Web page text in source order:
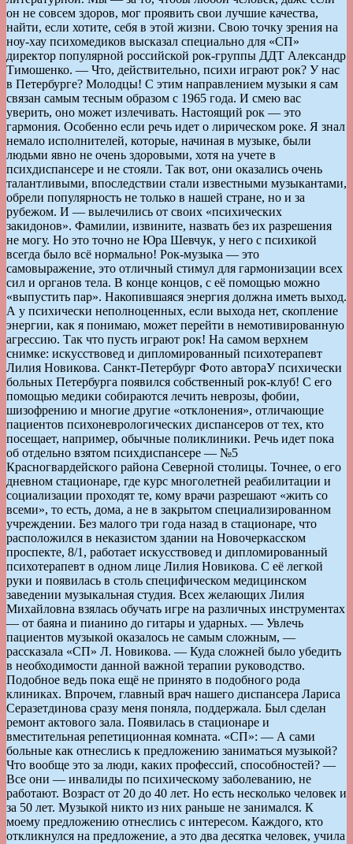
он не совсем здоров, мог проявить свои лучшие качества,
найти, если хотите, себя в этой жизни. Свою точку зрения на
ноу-хау психомедиков высказал специально для «СП»
директор популярной российской рок-группы ДДТ Александр
Тимошенко. — Что, действительно, психи играют рок? У нас
в Петербурге? Молодцы! С этим направлением музыки я сам
связан самым тесным образом с 1965 года. И смею вас
уверить, оно может излечивать. Настоящий рок — это
гармония. Особенно если речь идет о лирическом роке. Я знал
немало исполнителей, которые, начиная в музыке, были
людьми явно не очень здоровыми, хотя на учете в
психдиспансере и не стояли. Так вот, они оказались очень
талантливыми, впоследствии стали известными музыкантами,
обрели популярность не только в нашей стране, но и за
рубежом. И — вылечились от своих «психических
закидонов». Фамилии, извините, назвать без их разрешения
не могу. Но это точно не Юра Шевчук, у него с психикой
всегда было всё нормально! Рок-музыка — это
самовыражение, это отличный стимул для гармонизации всех
сил и органов тела. В конце концов, с её помощью можно
«выпустить пар». Накопившаяся энергия должна иметь выход.
А у психически неполноценных, если выхода нет, скопление
энергии, как я понимаю, может перейти в немотивированную
агрессию. Так что пусть играют рок! На самом верхнем
снимке: искусствовед и дипломированный психотерапевт
Лилия Новикова. Санкт-Петербург Фото автораУ психически
больных Петербурга появился собственный рок-клуб! С его
помощью медики собираются лечить неврозы, фобии,
шизофрению и многие другие «отклонения», отличающие
пациентов психоневрологических диспансеров от тех, кто
посещает, например, обычные поликлиники. Речь идет пока
об отдельно взятом психдиспансере — №5
Красногвардейского района Северной столицы. Точнее, о его
дневном стационаре, где курс многолетней реабилитации и
социализации проходят те, кому врачи разрешают «жить со
всеми», то есть, дома, а не в закрытом специализированном
учреждении. Без малого три года назад в стационаре, что
расположился в неказистом здании на Новочеркасском
проспекте, 8/1, работает искусствовед и дипломированный
психотерапевт в одном лице Лилия Новикова. С её легкой
руки и появилась в столь специфическом медицинском
заведении музыкальная студия. Всех желающих Лилия
Михайловна взялась обучать игре на различных инструментах
— от баяна и пианино до гитары и ударных. — Увлечь
пациентов музыкой оказалось не самым сложным, —
рассказала «СП» Л. Новикова. — Куда сложней было убедить
в необходимости данной важной терапии руководство.
Подобное ведь пока ещё не принято в подобного рода
клиниках. Впрочем, главный врач нашего диспансера Лариса
Серазетдинова сразу меня поняла, поддержала. Был сделан
ремонт актового зала. Появилась в стационаре и
вместительная репетиционная комната. «СП»: — А сами
больные как отнеслись к предложению заниматься музыкой?
Что вообще это за люди, каких профессий, способностей? —
Все они — инвалиды по психическому заболеванию, не
работают. Возраст от 20 до 40 лет. Но есть несколько человек и
за 50 лет. Музыкой никто из них раньше не занимался. К
моему предложению отнеслись с интересом. Каждого, кто
откликнулся на предложение, а это два десятка человек, учила